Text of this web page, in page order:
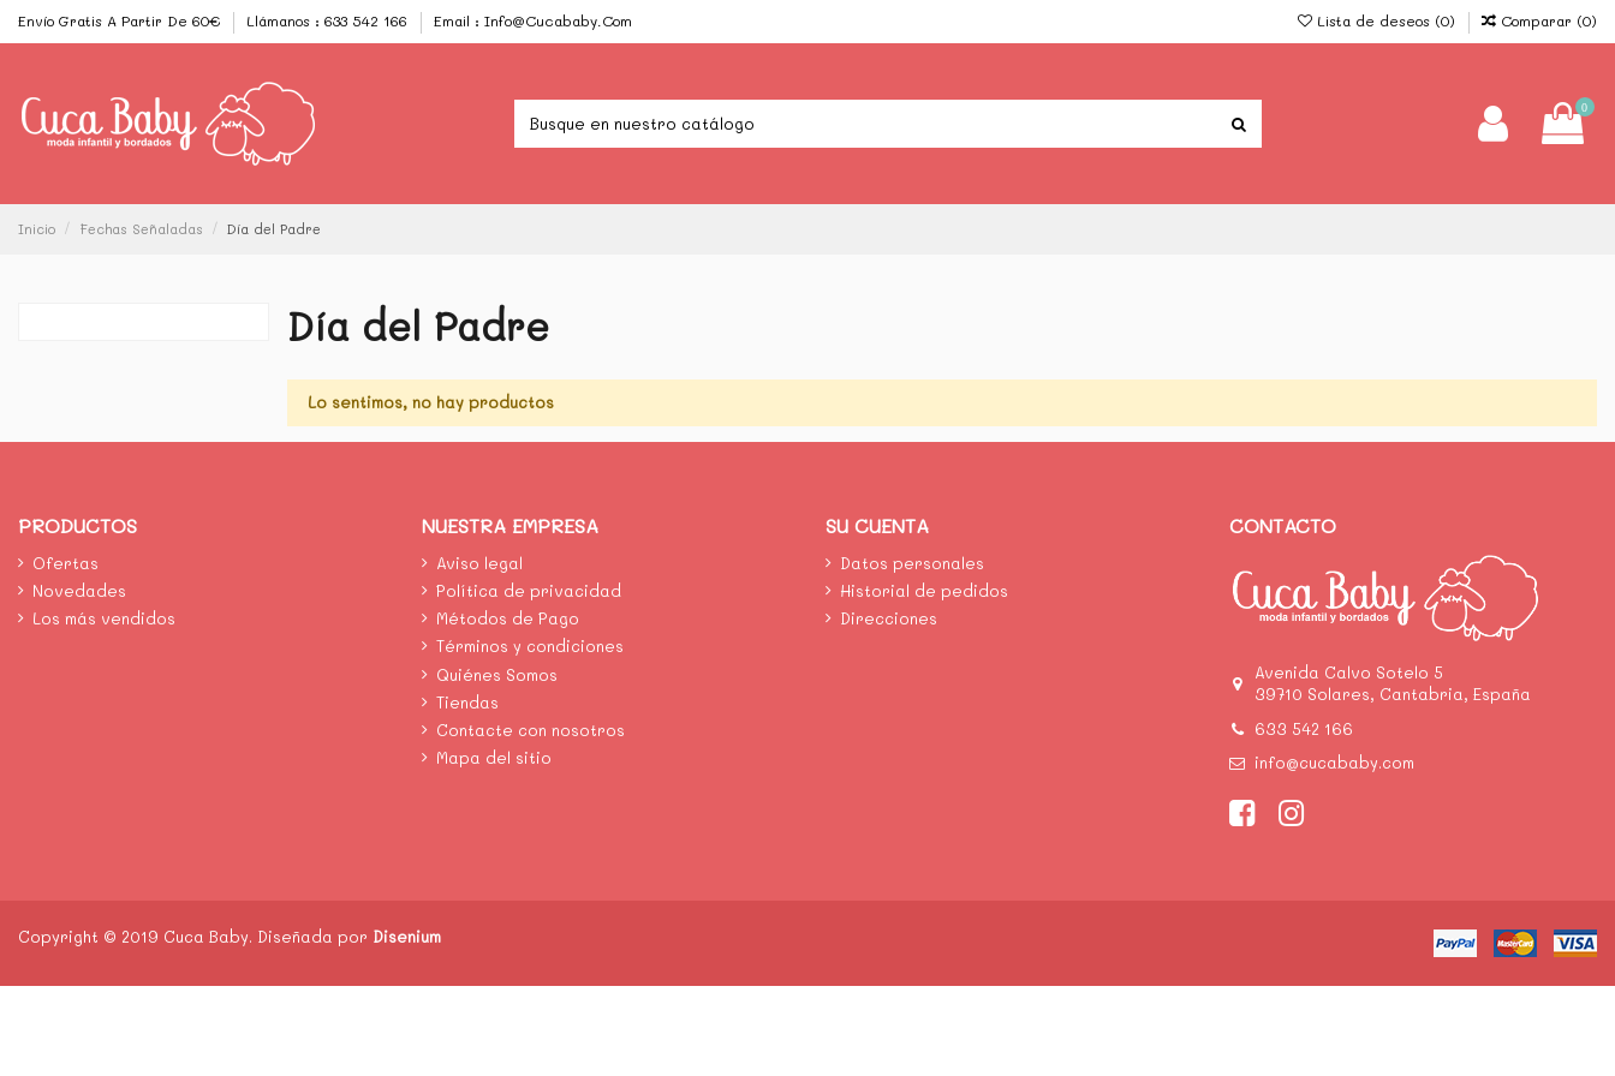
Envío Gratis A Partir De 60€ Llámanos : 633 542 166 Email : Info@Cucababy.Com Lista de deseos (0) Comparar (0)
0
Inicio Fechas Señaladas Día del Padre
Día del Padre
Lo sentimos, no hay productos
PRODUCTOS
Ofertas
Novedades
Los más vendidos
NUESTRA EMPRESA
Aviso legal
Política de privacidad
Métodos de Pago
Términos y condiciones
Quiénes Somos
Tiendas
Contacte con nosotros
Mapa del sitio
SU CUENTA
Datos personales
Historial de pedidos
Direcciones
CONTACTO
Avenida Calvo Sotelo 5
39710 Solares, Cantabria, España
633 542 166
info@cucababy.com
Copyright © 2019 Cuca Baby. Diseñada por Disenium